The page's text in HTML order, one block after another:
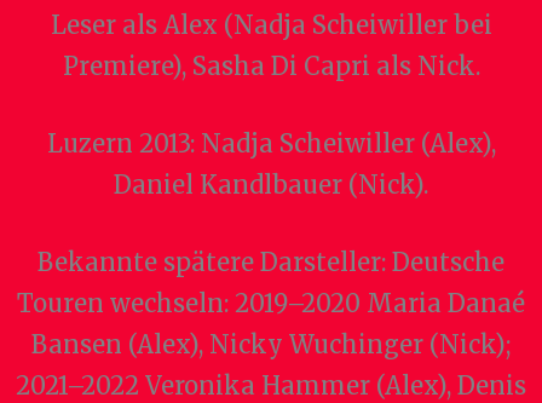
Leser als Alex (Nadja Scheiwiller bei
Premiere), Sasha Di Capri als Nick.
Luzern 2013: Nadja Scheiwiller (Alex),
Daniel Kandlbauer (Nick).
Bekannte spätere Darsteller: Deutsche
Touren wechseln: 2019–2020 Maria Danaé
Bansen (Alex), Nicky Wuchinger (Nick);
2021–2022 Veronika Hammer (Alex), Denis